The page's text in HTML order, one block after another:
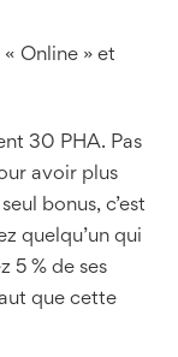
Online » et
30 PHA. Pas
avoir plus
bonus, c’est
quelqu’un qui
5 % de ses
que cette